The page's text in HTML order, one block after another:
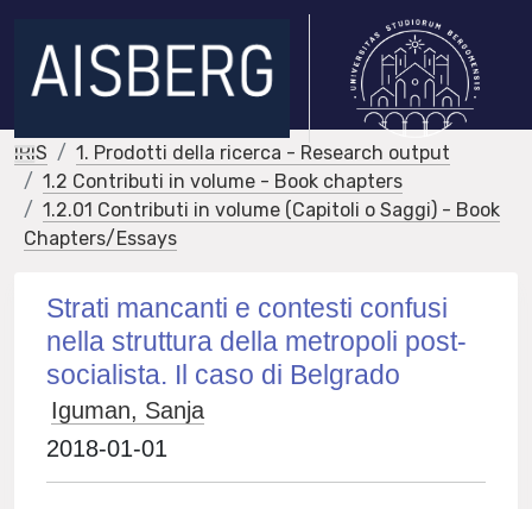
IRIS
1. Prodotti della ricerca - Research output
1.2 Contributi in volume - Book chapters
1.2.01 Contributi in volume (Capitoli o Saggi) - Book
Chapters/Essays
Strati mancanti e contesti confusi
nella struttura della metropoli post-
socialista. Il caso di Belgrado
Iguman, Sanja
2018-01-01